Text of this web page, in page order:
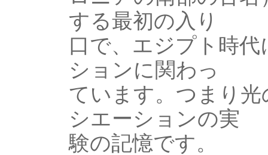
する最初の入り
口で、エジプト時
ションに関わっ
ています。つまり
シエーションの実
験の記憶です。